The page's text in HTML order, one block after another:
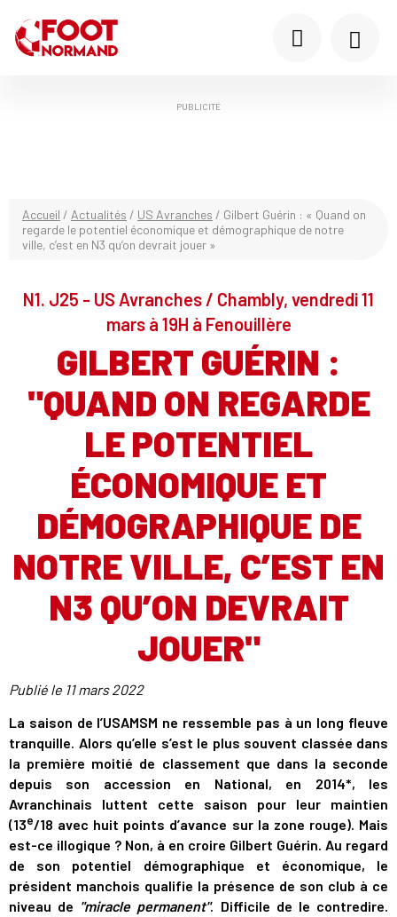
PUBLICITÉ
Accueil / Actualités / US Avranches / Gilbert Guérin : « Quand on
regarde le potentiel économique et démographique de notre
ville, c’est en N3 qu’on devrait jouer »
N1. J25 - US Avranches / Chambly, vendredi 11
mars à 19H à Fenouillère
GILBERT GUÉRIN :
"QUAND ON REGARDE
LE POTENTIEL
ÉCONOMIQUE ET
DÉMOGRAPHIQUE DE
NOTRE VILLE, C’EST EN
N3 QU’ON DEVRAIT
JOUER"
Publié le 11 mars 2022
La saison de l’USAMSM ne ressemble pas à un long fleuve
tranquille. Alors qu’elle s’est le plus souvent classée dans
la première moitié de classement que dans la seconde
depuis son accession en National, en 2014*, les
Avranchinais luttent cette saison pour leur maintien
(13e/18 avec huit points d’avance sur la zone rouge). Mais
est-ce illogique ? Non, à en croire Gilbert Guérin. Au regard
de son potentiel démographique et économique, le
président manchois qualifie la présence de son club à ce
niveau de "miracle permanent". Difficile de le contredire.